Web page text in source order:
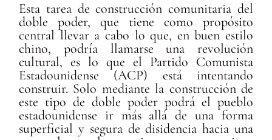
Esta tarea de construcción comunitaria del
doble poder, que tiene como propósito
central llevar a cabo lo que, en buen estilo
chino, podría llamarse una revolución
cultural, es lo que el Partido Comunista
Estadounidense (ACP) está intentando
construir. Solo mediante la construcción de
este tipo de doble poder podrá el pueblo
estadounidense ir más allá de una forma
superficial y segura de disidencia hacia una